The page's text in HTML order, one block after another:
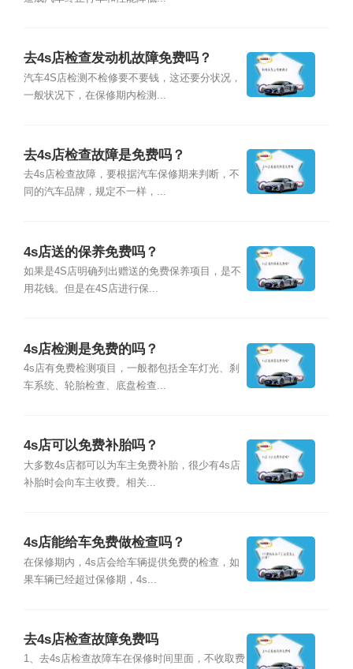
去4s店检查发动机故障免费吗？
汽车4S店检测不检修要不要钱，这还要分状况，
一般状况下，在保修期内检测...
去4s店检查故障是免费吗？
去4s店检查故障，要根据汽车保修期来判断，不
同的汽车品牌，规定不一样，...
4s店送的保养免费吗？
如果是4S店明确列出赠送的免费保养项目，是不
用花钱。但是在4S店进行保...
4s店检测是免费的吗？
4s店有免费检测项目，一般都包括全车灯光、刹
车系统、轮胎检查、底盘检查...
4s店可以免费补胎吗？
大多数4s店都可以为车主免费补胎，很少有4s店
补胎时会向车主收费。相关...
4s店能给车免费做检查吗？
在保修期内，4s店会给车辆提供免费的检查，如
果车辆已经超过保修期，4s...
去4s店检查故障免费吗
1、去4s店检查故障车在保修时间里面，不收取费